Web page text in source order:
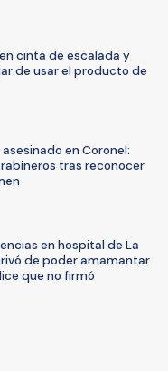
cinta de escalada y
de usar el producto de
en Coronel:
tras reconocer
en hospital de La
de poder amamantar
que no firmó